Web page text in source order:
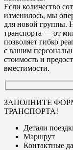
Если количество
изменилось, мы
для новой группы.
транспорта — от
позволяет гибко
с вашим
стоимость и
вместимости.
ЗАПОЛНИТЕ
ТРАНСПОРТА!
Детали
Маршрут
Контактные